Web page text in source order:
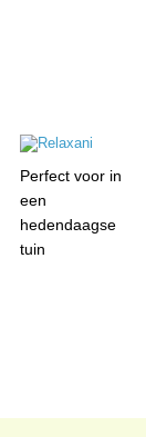
Perfect voor in
een
hedendaagse
tuin